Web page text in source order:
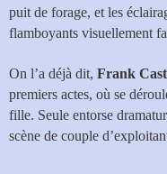
puit de forage, et les
flamboyants visuellement
On l’a déjà dit, Frank
premiers actes, où se
fille. Seule entorse
scène de couple